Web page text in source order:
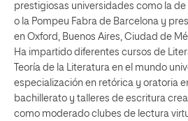
prestigiosas universidades como la
o la Pompeu Fabra de Barcelona y
en Oxford, Buenos Aires, Ciudad de
Ha impartido diferentes cursos de
Teoría de la Literatura en el mundo
especialización en retórica y oratoria
bachillerato y talleres de escritura
como moderado clubes de lectura